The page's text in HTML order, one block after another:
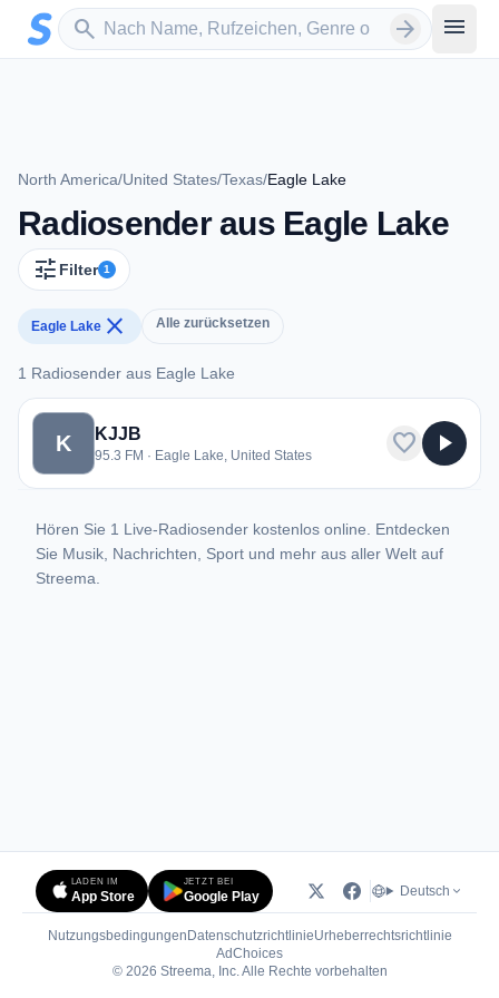
Zum Hauptinhalt springen
search
Sender suchen arrow_forward menu
North America/United States/Texas/Eagle Lake
Radiosender aus Eagle Lake
tune Filter 1
Eagle Lake close Alle zurücksetzen
1 Radiosender aus Eagle Lake
1 Radiosender aus Eagle Lake
K KJJB
95.3 FM · Eagle Lake, United States favorite play_arrow
Hören Sie 1 Live-Radiosender kostenlos online. Entdecken
Sie Musik, Nachrichten, Sport und mehr aus aller Welt auf
Streema.
LADEN IM
App Store
JETZT BEI
Google Play Deutsch
Nutzungsbedingungen DatenschutzrichtlinieUrheberrechtsrichtlinie
AdChoices(öffnet in neuem Tab)
© 2026 Streema, Inc. Alle Rechte vorbehalten